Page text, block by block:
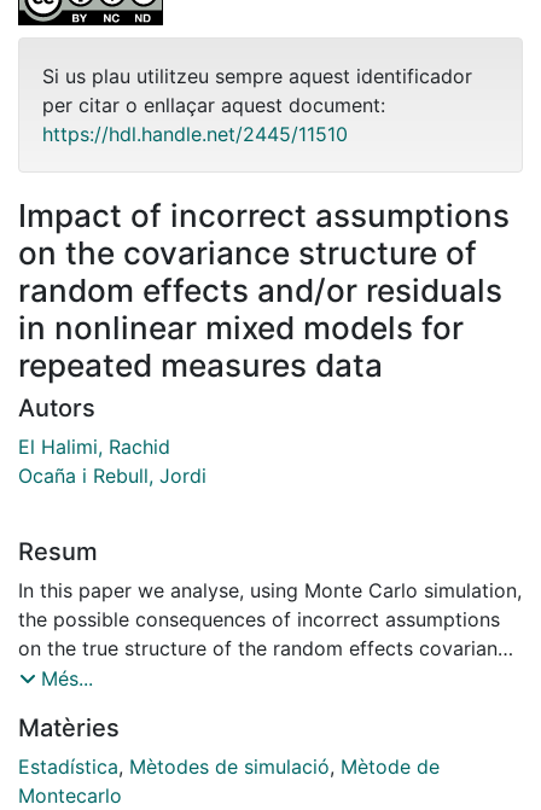
Si us plau utilitzeu sempre aquest identificador
per citar o enllaçar aquest document:
https://hdl.handle.net/2445/11510
Impact of incorrect assumptions
on the covariance structure of
random effects and/or residuals
in nonlinear mixed models for
repeated measures data
Autors
El Halimi, Rachid
Ocaña i Rebull, Jordi
Resum
In this paper we analyse, using Monte Carlo simulation,
the possible consequences of incorrect assumptions
on the true structure of the random effects covariance
matrix and the true correlation pattern of residuals,
nonlinear mixed models. The procedure under study is
the well known linearization method due to Lindstrom
and Bates (1990), implemented in the nlme library of
Més...
Matèries
Estadística, Mètodes de simulació, Mètode de
Montecarlo